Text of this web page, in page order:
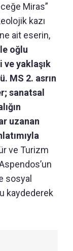
Miras”
kazı
ait eserin,
oğlu
yaklaşık
MS 2. asrın
sanatsal
uzanan
ve Turizm
sosyal
kaydederek